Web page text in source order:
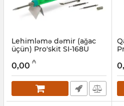
Lehimləmə dəmir (ağac
üçün) Pro'skit SI-168U
027001074
0,00 ₼